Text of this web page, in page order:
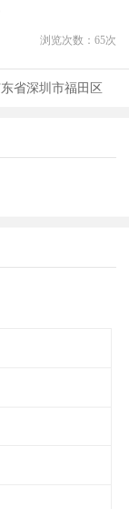
浏览次数： 65次
东省深圳市福田区